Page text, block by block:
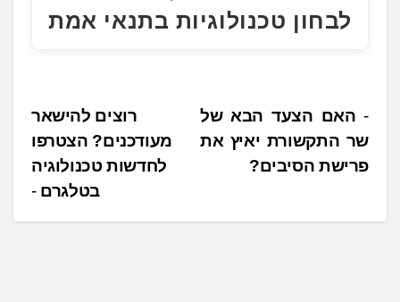
לבחון טכנולוגיות בתנאי אמת
נ
י
ו
רוצים להישאר
מעודכנים? הצטרפו
לחדשות טכנולוגיה
בטלגרם
האם הצעד הבא של
שר התקשורת יאיץ את
פרישת הסיבים?